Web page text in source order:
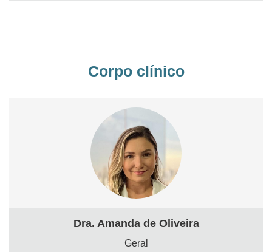
Corpo clínico
Dra. Amanda de Oliveira
Geral